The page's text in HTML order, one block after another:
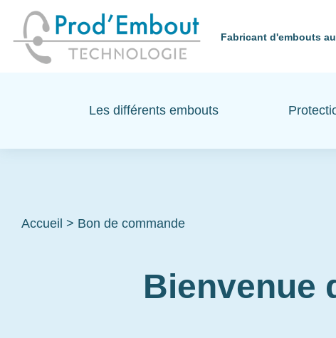
Fabricant d'embouts
Les différents embouts
Accueil > Bon de commande
Bienvenue